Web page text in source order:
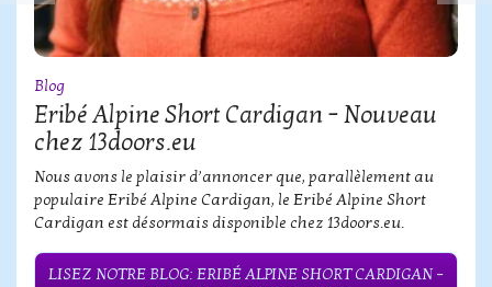
Blog
Eribé Alpine Short Cardigan – Nouveau
chez 13doors.eu
Nous avons le plaisir d’annoncer que, parallèlement au
populaire Eribé Alpine Cardigan, le Eribé Alpine Short
Cardigan est désormais disponible chez 13doors.eu.
LISEZ NOTRE BLOG: ERIBÉ ALPINE SHORT CARDIGAN –